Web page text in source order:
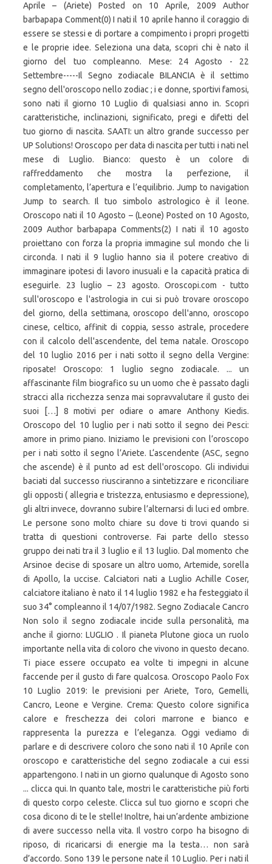
Aprile – (Ariete) Posted on 10 Aprile, 2009 Author
barbapapa Comment(0) I nati il 10 aprile hanno il coraggio di
essere se stessi e di portare a compimento i propri progetti
e le proprie idee. Seleziona una data, scopri chi è nato il
giorno del tuo compleanno. Mese: 24 Agosto - 22
Settembre-----Il Segno zodiacale BILANCIA è il settimo
segno dell'oroscopo nello zodiac ; i e donne, sportivi famosi,
sono nati il giorno 10 Luglio di qualsiasi anno in. Scopri
caratteristiche, inclinazioni, significato, pregi e difetti del
tuo giorno di nascita. SAATI: un altro grande successo per
UP Solutions! Oroscopo per data di nascita per tutti i nati nel
mese di Luglio. Bianco: questo è un colore di
raffreddamento che mostra la perfezione, il
completamento, l’apertura e l’equilibrio. Jump to navigation
Jump to search. Il tuo simbolo astrologico è il leone.
Oroscopo nati il 10 Agosto – (Leone) Posted on 10 Agosto,
2009 Author barbapapa Comments(2) I nati il 10 agosto
proiettano con forza la propria immagine sul mondo che li
circonda. I nati il 9 luglio hanno sia il potere creativo di
immaginare ipotesi di lavoro inusuali e la capacità pratica di
eseguirle. 23 luglio – 23 agosto. Oroscopi.com - tutto
sull'oroscopo e l'astrologia in cui si può trovare oroscopo
del giorno, della settimana, oroscopo dell'anno, oroscopo
cinese, celtico, affinit di coppia, sesso astrale, procedere
con il calcolo dell'ascendente, del tema natale. Oroscopo
del 10 luglio 2016 per i nati sotto il segno della Vergine:
riposate! Oroscopo: 1 luglio segno zodiacale. ... un
affascinante film biografico su un uomo che è passato dagli
stracci alla ricchezza senza mai sopravvalutare il gusto dei
suoi […] 8 motivi per odiare o amare Anthony Kiedis.
Oroscopo del 10 luglio per i nati sotto il segno dei Pesci:
amore in primo piano. Iniziamo le previsioni con l’oroscopo
per i nati sotto il segno l’Ariete. L‘ascendente (ASC, segno
che ascende) è il punto ad est dell'oroscopo. Gli individui
baciati dal successo riusciranno a sintetizzare e riconciliare
gli opposti ( allegria e tristezza, entusiasmo e depressione),
gli altri invece, dovranno subire l’alternarsi di luci ed ombre.
Le persone sono molto chiare su dove ti trovi quando si
tratta di questioni controverse. Fai parte dello stesso
gruppo dei nati tra il 3 luglio e il 13 luglio. Dal momento che
Arsinoe decise di sposare un altro uomo, Artemide, sorella
di Apollo, la uccise. Calciatori nati a Luglio Achille Coser,
calciatore italiano è nato il 14 luglio 1982 e ha festeggiato il
suo 34° compleanno il 14/07/1982. Segno Zodiacale Cancro
Non solo il segno zodiacale incide sulla personalità, ma
anche il giorno: LUGLIO . Il pianeta Plutone gioca un ruolo
importante nella vita di coloro che vivono in questo decano.
Ti piace essere occupato ea volte ti impegni in alcune
faccende per il gusto di fare qualcosa. Oroscopo Paolo Fox
10 Luglio 2019: le previsioni per Ariete, Toro, Gemelli,
Cancro, Leone e Vergine. Crema: Questo colore significa
calore e freschezza dei colori marrone e bianco e
rappresenta la purezza e l’eleganza. Oggi vediamo di
parlare e di descrivere coloro che sono nati il 10 Aprile con
oroscopo e caratteristiche del segno zodiacale a cui essi
appartengono. I nati in un giorno qualunque di Agosto sono
... clicca qui. In quanto tale, mostri le caratteristiche più forti
di questo corpo celeste. Clicca sul tuo giorno e scopri che
cosa dicono di te le stelle! Inoltre, hai un’ardente ambizione
di avere successo nella vita. Il vostro corpo ha bisogno di
riposo, di ricaricarsi di energie ma la testa… non sarà
d’accordo. Sono 139 le persone nate il 10 Luglio. Per i nati il